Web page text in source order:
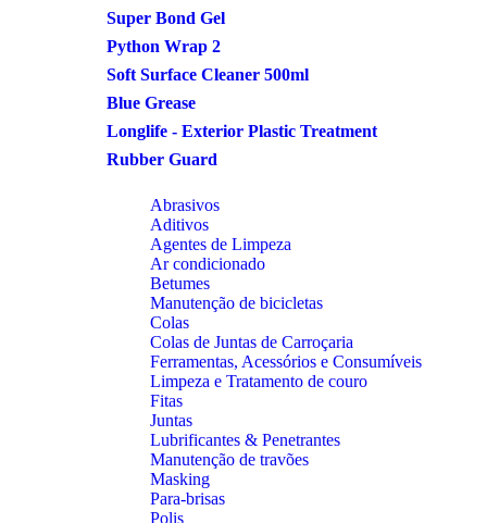
Super Bond Gel
Python Wrap 2
Soft Surface Cleaner 500ml
Blue Grease
Longlife - Exterior Plastic Treatment
Rubber Guard
Abrasivos
Aditivos
Agentes de Limpeza
Ar condicionado
Betumes
Manutenção de bicicletas
Colas
Colas de Juntas de Carroçaria
Ferramentas, Acessórios e Consumíveis
Limpeza e Tratamento de couro
Fitas
Juntas
Lubrificantes & Penetrantes
Manutenção de travões
Masking
Para-brisas
Polis